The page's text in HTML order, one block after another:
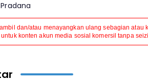
dan/atau menayangkan ulang sebagian atau
untuk konten akun media sosial komersil tanpa